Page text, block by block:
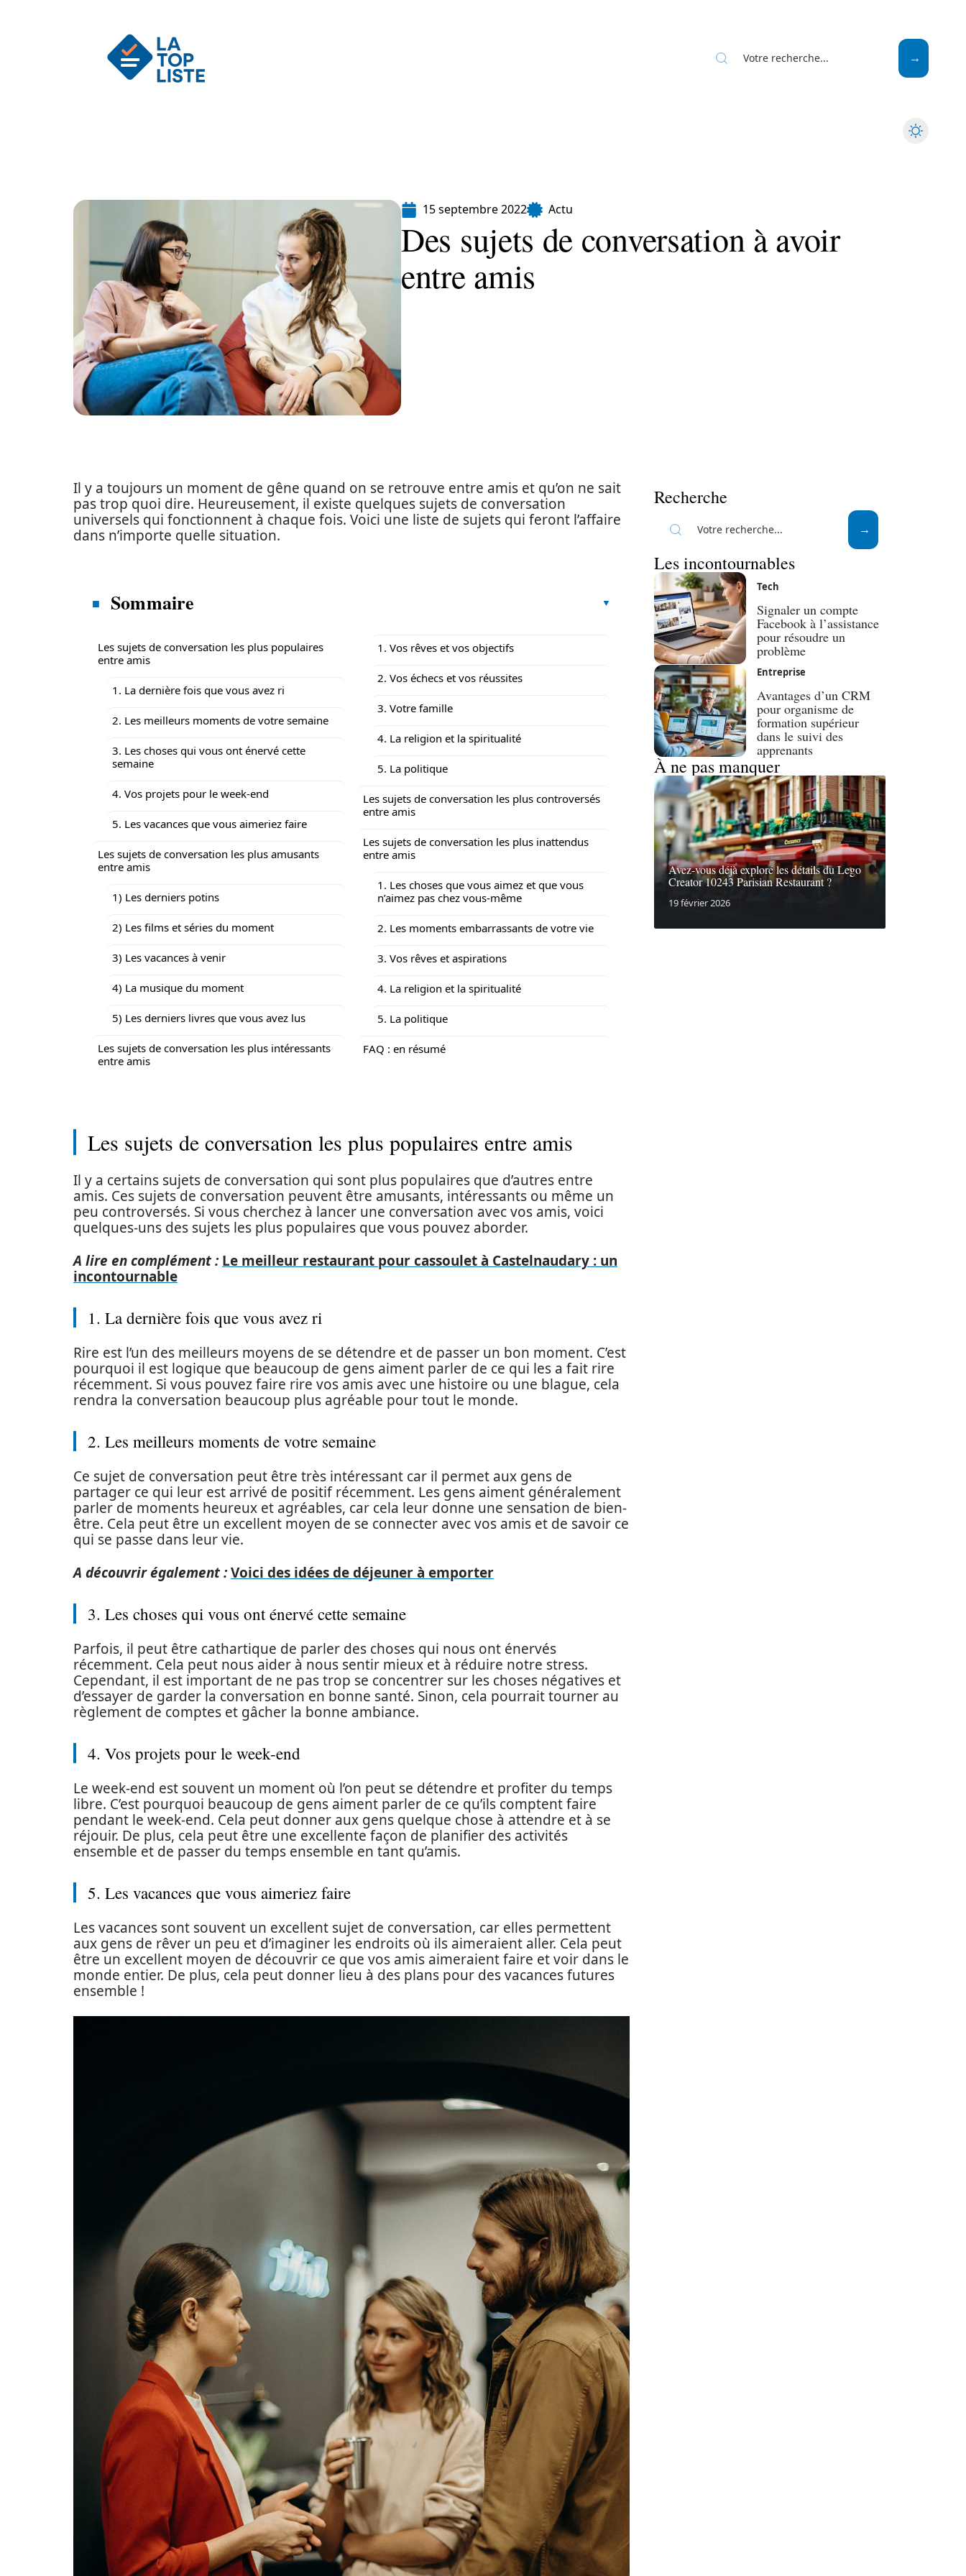
15 septembre 2022 Actu
Des sujets de conversation à avoir
entre amis
Il y a toujours un moment de gêne quand on se retrouve entre amis et qu’on ne sait
pas trop quoi dire. Heureusement, il existe quelques sujets de conversation
universels qui fonctionnent à chaque fois. Voici une liste de sujets qui feront l’affaire
dans n’importe quelle situation.
Sommaire
Les sujets de conversation les plus populaires
entre amis
1. La dernière fois que vous avez ri
2. Les meilleurs moments de votre semaine
3. Les choses qui vous ont énervé cette
semaine
4. Vos projets pour le week-end
5. Les vacances que vous aimeriez faire
Les sujets de conversation les plus amusants
entre amis
1) Les derniers potins
2) Les films et séries du moment
3) Les vacances à venir
4) La musique du moment
5) Les derniers livres que vous avez lus
Les sujets de conversation les plus intéressants
entre amis
1. Vos rêves et vos objectifs
2. Vos échecs et vos réussites
3. Votre famille
4. La religion et la spiritualité
5. La politique
Les sujets de conversation les plus controversés
entre amis
Les sujets de conversation les plus inattendus
entre amis
1. Les choses que vous aimez et que vous
n’aimez pas chez vous-même
2. Les moments embarrassants de votre vie
3. Vos rêves et aspirations
4. La religion et la spiritualité
5. La politique
FAQ : en résumé
Les sujets de conversation les plus populaires entre amis
Il y a certains sujets de conversation qui sont plus populaires que d’autres entre
amis. Ces sujets de conversation peuvent être amusants, intéressants ou même un
peu controversés. Si vous cherchez à lancer une conversation avec vos amis, voici
quelques-uns des sujets les plus populaires que vous pouvez aborder.
A lire en complément : Le meilleur restaurant pour cassoulet à Castelnaudary : un
incontournable
1. La dernière fois que vous avez ri
Rire est l’un des meilleurs moyens de se détendre et de passer un bon moment. C’est
pourquoi il est logique que beaucoup de gens aiment parler de ce qui les a fait rire
récemment. Si vous pouvez faire rire vos amis avec une histoire ou une blague, cela
rendra la conversation beaucoup plus agréable pour tout le monde.
2. Les meilleurs moments de votre semaine
Ce sujet de conversation peut être très intéressant car il permet aux gens de
partager ce qui leur est arrivé de positif récemment. Les gens aiment généralement
parler de moments heureux et agréables, car cela leur donne une sensation de bien-
être. Cela peut être un excellent moyen de se connecter avec vos amis et de savoir ce
qui se passe dans leur vie.
A découvrir également :Voici des idées de déjeuner à emporter
3. Les choses qui vous ont énervé cette semaine
Parfois, il peut être cathartique de parler des choses qui nous ont énervés
récemment. Cela peut nous aider à nous sentir mieux et à réduire notre stress.
Cependant, il est important de ne pas trop se concentrer sur les choses négatives et
d’essayer de garder la conversation en bonne santé. Sinon, cela pourrait tourner au
règlement de comptes et gâcher la bonne ambiance.
4. Vos projets pour le week-end
Le week-end est souvent un moment où l’on peut se détendre et profiter du temps
libre. C’est pourquoi beaucoup de gens aiment parler de ce qu’ils comptent faire
pendant le week-end. Cela peut donner aux gens quelque chose à attendre et à se
réjouir. De plus, cela peut être une excellente façon de planifier des activités
ensemble et de passer du temps ensemble en tant qu’amis.
5. Les vacances que vous aimeriez faire
Les vacances sont souvent un excellent sujet de conversation, car elles permettent
aux gens de rêver un peu et d’imaginer les endroits où ils aimeraient aller. Cela peut
être un excellent moyen de découvrir ce que vos amis aimeraient faire et voir dans le
monde entier. De plus, cela peut donner lieu à des plans pour des vacances futures
ensemble !
Recherche
Les incontournables
Tech
Signaler un compte
Facebook à l’assistance
pour résoudre un
problème
Entreprise
Avantages d’un CRM
pour organisme de
formation supérieur
dans le suivi des
apprenants
À ne pas manquer
Avez-vous déjà exploré les détails du Lego
Creator 10243 Parisian Restaurant ?
19 février 2026